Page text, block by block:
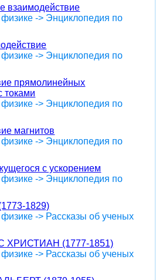
взаимодействие
-> Энциклопедия по
-> Энциклопедия по
прямолинейных
токами
-> Энциклопедия по
магнитов
-> Энциклопедия по
с ускорением
-> Энциклопедия по
1829)
-> Рассказы об ученых
ХРИСТИАН (1777-1851)
-> Рассказы об ученых